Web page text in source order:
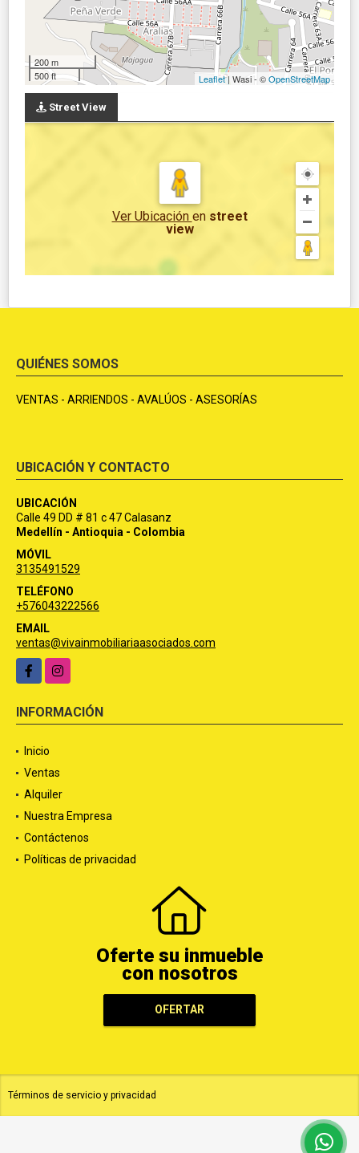
200 m
500 ft
Leaflet| Wasi - ©OpenStreetMap
Street View
Ver Ubicación en street
view
QUIÉNES SOMOS
VENTAS - ARRIENDOS - AVALÚOS - ASESORÍAS
UBICACIÓN Y CONTACTO
UBICACIÓN
Calle 49 DD # 81 c 47 Calasanz
Medellín - Antioquia - Colombia
MÓVIL
3135491529
TELÉFONO
+576043222566
EMAIL
ventas@vivainmobiliariaasociados.com
FacebookInstagram
INFORMACIÓN
Inicio
Ventas
Alquiler
Nuestra Empresa
Contáctenos
Políticas de privacidad
Oferte su inmueble
con nosotros
OFERTAR
Términos de servicio y privacidad